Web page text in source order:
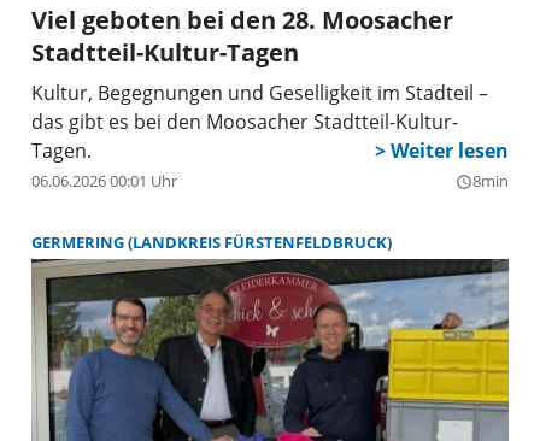
Viel geboten bei den 28. Moosacher
Stadtteil-Kultur-Tagen
Kultur, Begegnungen und Geselligkeit im Stadteil –
das gibt es bei den Moosacher Stadtteil-Kultur-
Tagen.
06.06.2026 00:01 Uhr query_builder8min
GERMERING (LANDKREIS FÜRSTENFELDBRUCK)